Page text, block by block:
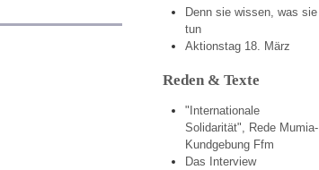
Denn sie wissen, was sie
tun
Aktionstag 18. März
Reden & Texte
"Internationale
Solidarität", Rede Mumia-
Kundgebung Ffm
Das Interview